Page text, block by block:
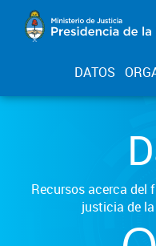
DATOS
Recursos acerca del
justicia de